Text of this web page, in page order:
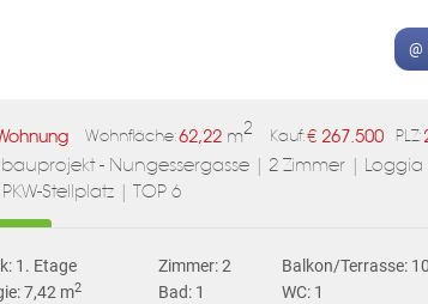
@
Wohnfläche:62,22 m2 Kauf:€ 267.500 PLZ:
- Nungessergasse | 2 Zimmer | Loggia
Stellplatz | TOP 6
1. Etage Zimmer: 2 Balkon/Terrasse:
7,42 m2 Bad: 1
WC: 1